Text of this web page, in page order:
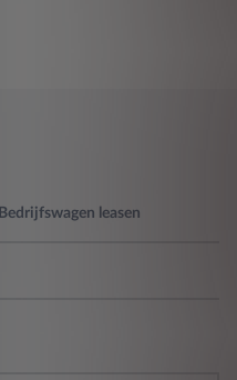
Bedrijfswagen leasen